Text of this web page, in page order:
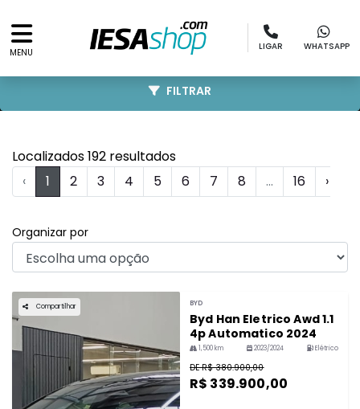
MENU
LIGAR WHATSAPP
Localizados 192 resultados
‹
1 2 3 4 5 6 7 8 ... 16 ›
FILTRAR
Organizar por
Compartilhar BYD
Byd Han Eletrico Awd 1.1
4p Automatico 2024
1,500 km 2023/2024 Elétrico
DE R$ 380.900,00
R$ 339.900,00